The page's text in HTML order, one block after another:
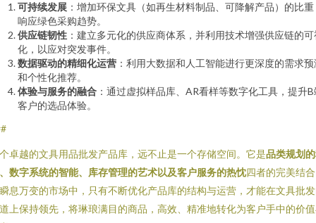
可持续发展 ：增加环保文具（如再生材料制品、可降解产品）的比重
响应绿色采购趋势。
供应链韧性 ：建立多元化的供应商体系，并利用技术增强供应链的可
化，以应对突发事件。
数据驱动的精细化运营 ：利用大数据和人工智能进行更深度的需求
和个性化推荐。
体验与服务的融合 ：通过虚拟样品库、AR看样等数字化工具，提升
客户的选品体验。
卓越的文具用品批发产品库，远不止是一个存储空间。它是品类规划
数字系统的智能、库存管理的艺术以及客户服务的热忱四者的完美结
息万变的市场中，只有不断优化产品库的结构与运营，才能在文具批
上保持领先，将琳琅满目的商品，高效、精准地转化为客户手中的价